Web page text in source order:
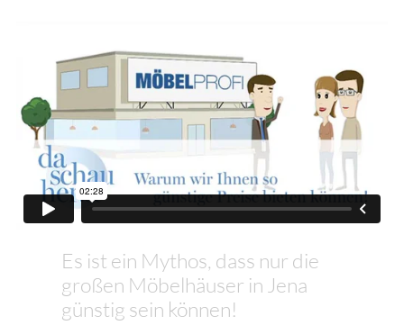
Es ist ein Mythos, dass nur die
großen Möbelhäuser in Jena
günstig sein können!